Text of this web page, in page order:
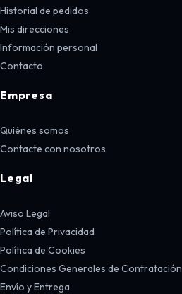
Historial de pedidos
Mis direcciones
Información personal
Contacto
Empresa
Quiénes somos
Contacte con nosotros
Legal
Aviso Legal
Política de Privacidad
Política de Cookies
Condiciones Generales de Contratación
Envío y Entrega